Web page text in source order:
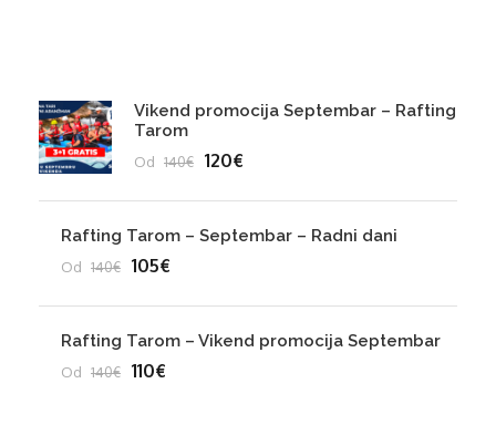
Vikend promocija Septembar – Rafting
Tarom
Od 140€ 120€
Rafting Tarom – Septembar – Radni dani
Od 140€ 105€
Rafting Tarom – Vikend promocija Septembar
Od 140€ 110€